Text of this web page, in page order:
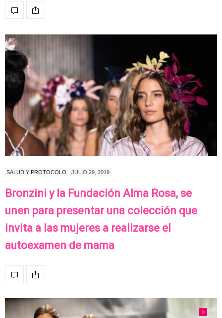
SALUD Y PROTOCOLO JULIO 29, 2019
Bronzini y la Fundación Alma Rosa, se
unen para presentar una colección que
invita a las mujeres a realizarse el
autoexamen de mama